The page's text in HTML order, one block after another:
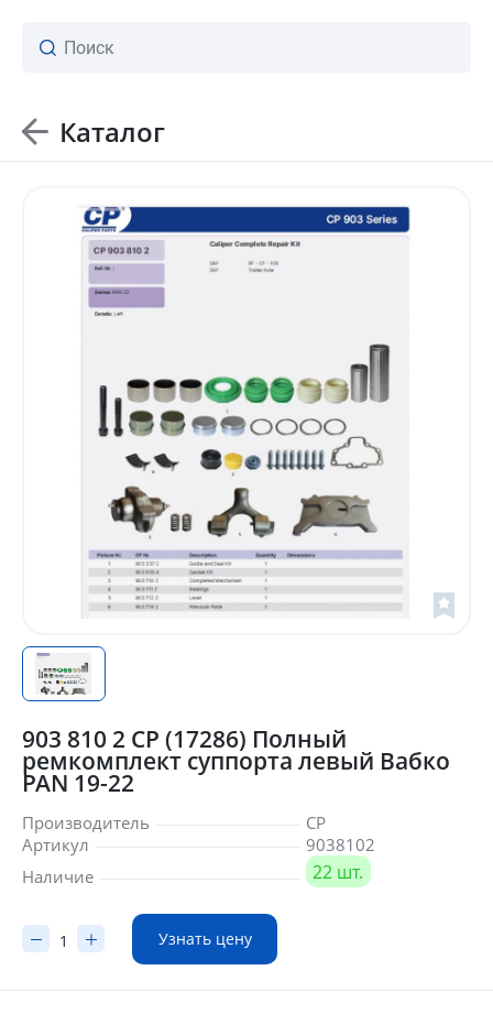
Каталог
903 810 2 CP (17286) Полный
ремкомплект суппорта левый Вабко
PAN 19-22
Производитель
CP
Артикул
9038102
Наличие
22 шт.
Узнать цену